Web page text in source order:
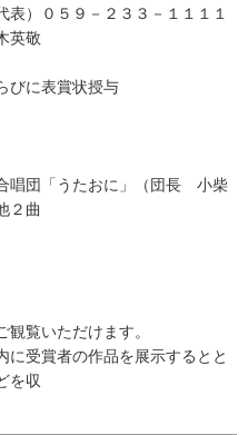
－２３３－１１１１
英敬
賞状授与
おに」（団長 小柴
２曲
覧いただけます。
受賞者の作品を展示するとと
を収